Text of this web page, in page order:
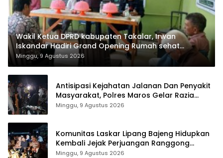
Wakil Ketua DPRD kabupaten Takalar, Irwan
Iskandar Hadiri Grand Opening Rumah sehat
Pertama di Takalar, Melayani Terapis Gratis untuk
Pasien Dhuafa dan umum.
Minggu, 9 Agustus 2026
Antisipasi Kejahatan Jalanan Dan Penyakit
Masyarakat, Polres Maros Gelar Razia
Operasi Cipta Kondusif
Minggu, 9 Agustus 2026
Komunitas Laskar Lipang Bajeng Hidupkan
Kembali Jejak Perjuangan Ranggong
Daeng Romo, Wabup Takalar: Apresiasi
Minggu, 9 Agustus 2026